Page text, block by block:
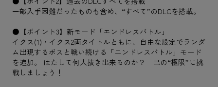
一部入手困難だったものも含め、“すべて”のDLCを搭載。
●【ポイント3】新モード「エンドレスバトル」
イクス(1)・イクス2両タイトルともに、自由な設定でランダ
ム出現するボスと戦い続ける「エンドレスバトル」モード
を追加。 はたして何人抜き出来るのか？ 己の“極限”に挑
戦しましょう！